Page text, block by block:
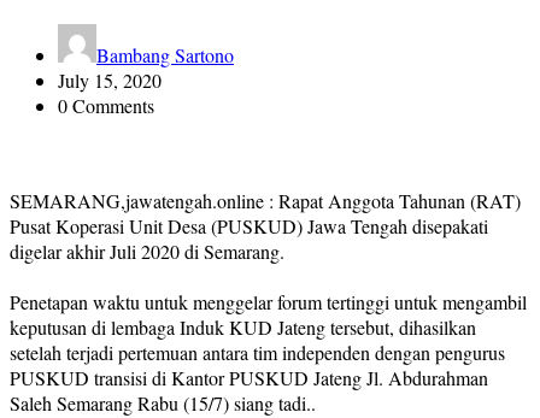
Bambang Sartono
July 15, 2020
0 Comments
SEMARANG,jawatengah.online : Rapat Anggota Tahunan (RAT)
Pusat Koperasi Unit Desa (PUSKUD) Jawa Tengah disepakati
digelar akhir Juli 2020 di Semarang.
Penetapan waktu untuk menggelar forum tertinggi untuk mengambil
keputusan di lembaga Induk KUD Jateng tersebut, dihasilkan
setelah terjadi pertemuan antara tim independen dengan pengurus
PUSKUD transisi di Kantor PUSKUD Jateng Jl. Abdurahman
Saleh Semarang Rabu (15/7) siang tadi..